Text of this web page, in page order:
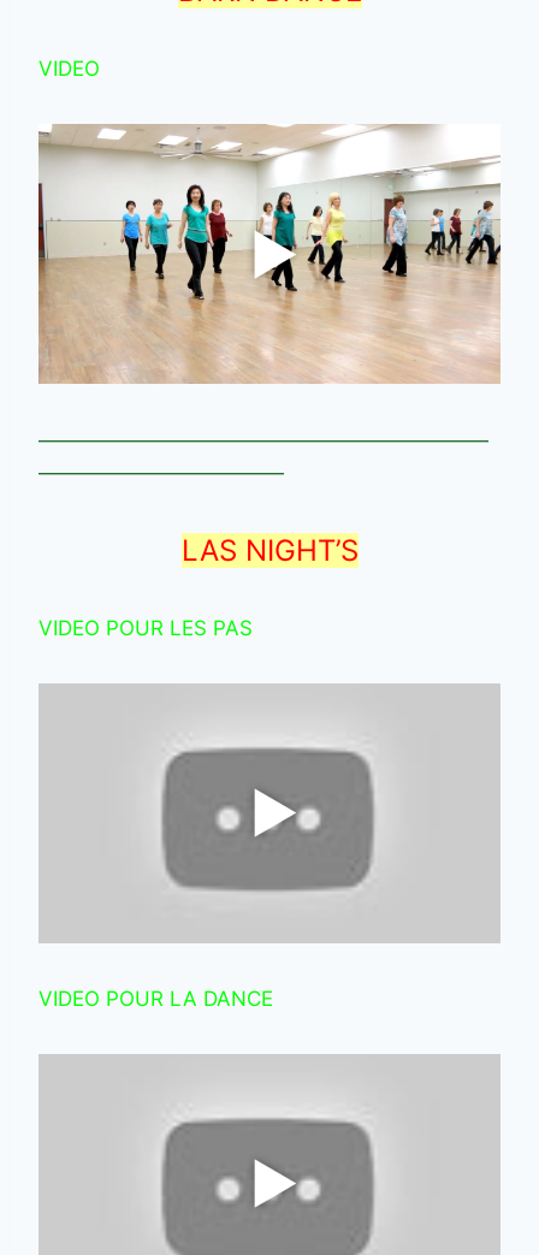
VIDEO
——————————————————————
————————————
LAS NIGHT’S
VIDEO POUR LES PAS
VIDEO POUR LA DANCE